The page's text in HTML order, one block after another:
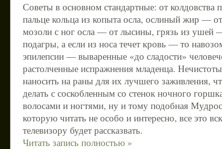
Советы в основном стандартные: от колдовства
пальце кольца из копыта осла, ослиный жир —
мозоли с ног осла — от лысины, грязь из ушей
подагры, а если из носа течет кровь — то
эпилепсии — вываренные «до сладости»
растолченные испражнения младенца.
наносить на раны для их лучшего заживления,
делать с соскобленным со стенок ночного
волосами и ногтями, ну и тому подобная
которую читать не особо и интересно, все это
телевизору будет рассказвать.
Читать запись полностью »